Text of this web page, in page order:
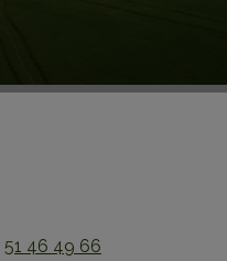
51 46 49 66